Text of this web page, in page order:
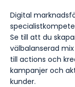
Digital
Se till att du
välbalanserad
till actions och
kampanjer och
kunder.